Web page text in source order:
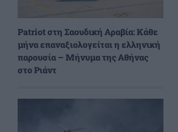
Patriot στη Σαουδική Αραβία: Κάθε
μήνα επαναξιολογείται η ελληνική
παρουσία – Μήνυμα της Αθήνας
στο Ριάντ